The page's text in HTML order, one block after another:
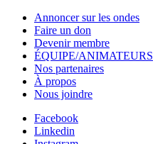
Annoncer sur les ondes
Faire un don
Devenir membre
ÉQUIPE/ANIMATEURS
Nos partenaires
À propos
Nous joindre
Facebook
Linkedin